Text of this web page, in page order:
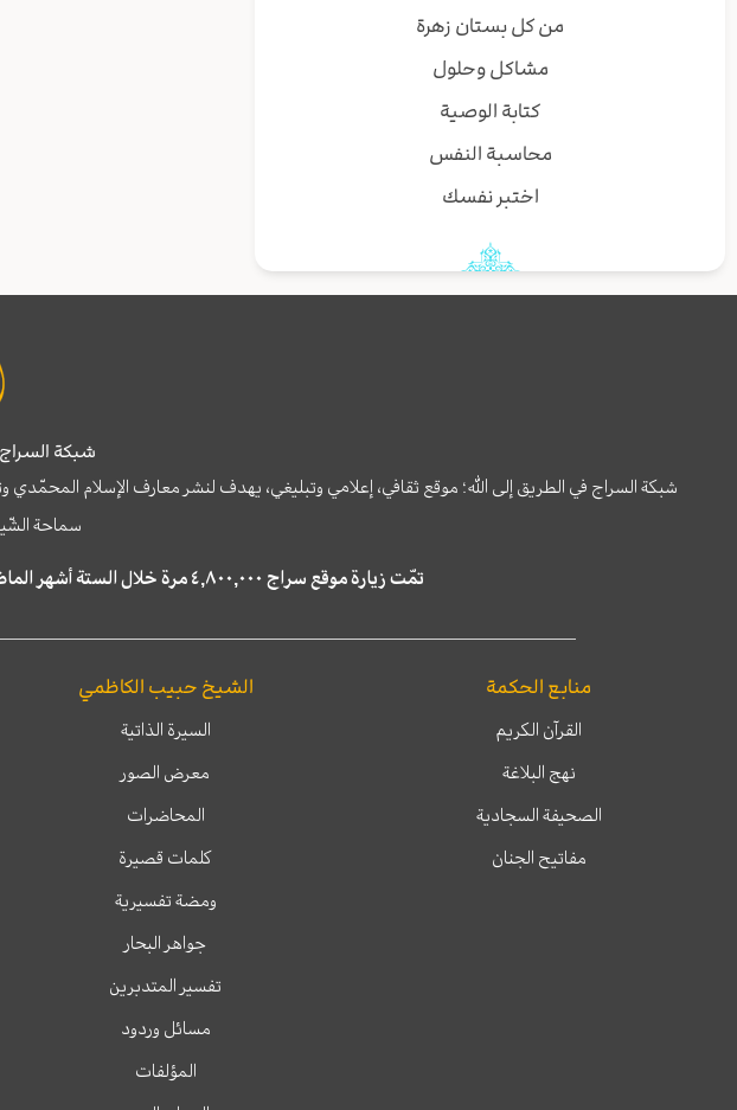
من كل بستان زهرة
مشاكل وحلول
كتابة الوصية
محاسبة النفس
اختبر نفسك
شبكة السراج
شبكة السراج في الطريق إلى الله؛ موقع ثقافي، إعلامي وتبليغي، يهدف لنشر معارف الإسلام
سماحة
تمّت زيارة موقع سراج ٤,٨٠٠,٠٠٠ مرة خلال الستة أشهر الماضية، كما ظهر في نتائج البحث في محركات البحث٢٢,٢٩٠,٠٠٠ مرّة.
منابع الحكمة
القرآن الكريم
نهج البلاغة
الصحيفة السجادية
مفاتيح الجنان
الشيخ حبيب الكاظمي
السيرة الذاتية
معرض الصور
المحاضرات
كلمات قصيرة
ومضة تفسيرية
جواهر البحار
تفسير المتدبرين
مسائل وردود
المؤلفات